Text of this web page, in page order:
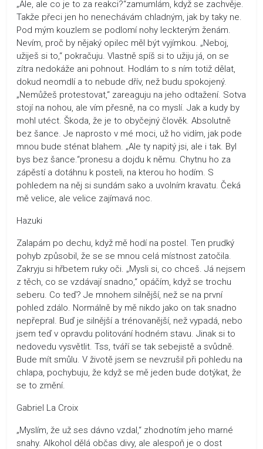
„Ale, ale co je to za reakci?“zamumlám, když se zachvěje.
Takže přeci jen ho nenechávám chladným, jak by taky ne.
Pod mým kouzlem se podlomí nohy leckterým ženám.
Nevím, proč by nějaký opilec měl být vyjímkou. „Neboj,
užiješ si to,“ pokračuju. Vlastně spíš si to užiju já, on se
zítra nedokáže ani pohnout. Hodlám to s ním totiž dělat,
dokud neomdlí a to nebude dřív, než budu spokojený.
„Nemůžeš protestovat,“ zareaguju na jeho odtažení. Sotva
stojí na nohou, ale vím přesně, na co myslí. Jak a kudy by
mohl utéct. Škoda, že je to obyčejný člověk. Absolutně
bez šance. Je naprosto v mé moci, už ho vidím, jak pode
mnou bude sténat blahem. „Ale ty napitý jsi, ale i tak. Byl
bys bez šance.“pronesu a dojdu k němu. Chytnu ho za
zápěstí a dotáhnu k posteli, na kterou ho hodím. S
pohledem na něj si sundám sako a uvolním kravatu. Čeká
mě velice, ale velice zajímavá noc.
Hazuki
Zalapám po dechu, když mě hodí na postel. Ten prudký
pohyb způsobil, že se se mnou celá místnost zatočila.
Zakryju si hřbetem ruky oči. „Mysli si, co chceš. Já nejsem
z těch, co se vzdávají snadno,“ opáčím, když se trochu
seberu. Co teď? Je mnohem silnější, než se na první
pohled zdálo. Normálně by mě nikdo jako on tak snadno
nepřepral. Buď je silnější a trénovanější, než vypadá, nebo
jsem teď v opravdu politování hodném stavu. Jinak si to
nedovedu vysvětlit. Tss, tváří se tak sebejistě a svůdně.
Bude mít smůlu. V životě jsem se nevzrušil při pohledu na
chlapa, pochybuju, že když se mě jeden bude dotýkat, že
se to změní.
Gabriel La Croix
„Myslím, že už ses dávno vzdal,“ zhodnotím jeho marné
snahy. Alkohol dělá občas divy, ale alespoň je o dost